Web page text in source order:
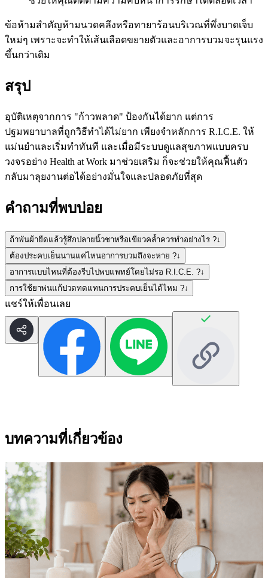
ข้อห้ามสำคัญห้ามนวดคลึงหรือทายาร้อนบริเวณที่พึ่งบาดเจ็บ
ใหม่ๆ เพราะจะทำให้เส้นเลือดขยายตัวและอาการบวมจะรุนแรง
ขึ้นกว่าเดิม
สรุป
อุบัติเหตุจากการ "ก้าวพลาด" ป้องกันได้ยาก แต่การ
ปฐมพยาบาลที่ถูกวิธีทำได้ไม่ยาก เพียงจำหลักการ R.I.C.E. ให้
แม่นยำและเริ่มทำทันที และเมื่อมีระบบดูแลสุขภาพแบบครบ
วงจรอย่าง Health at Work มาช่วยเสริม ก็จะช่วยให้คุณฟื้นตัว
กลับมาลุยงานต่อได้อย่างมั่นใจและปลอดภัยที่สุด
คำถามที่พบบ่อย
ถ้าพันผ้ายืดแล้วรู้สึกปลายนิ้วชาหรือเขียวคล้ำควรทำอย่างไร ?↓
ต้องประคบเย็นนานแค่ไหนอาการบวมถึงจะหาย ?↓
อาการแบบไหนที่ต้องรีบไปพบแพทย์โดยไม่รอ R.I.C.E. ?↓
การใช้ยาพ่นแก้ปวดทดแทนการประคบเย็นได้ไหม ?↓
แชร์ให้เพื่อนเลย
บทความที่เกี่ยวข้อง